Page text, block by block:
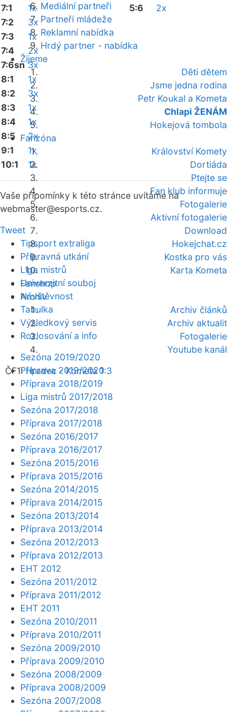
Mediální partneři
Partneři mládeže
Reklamní nabídka
Hrdý partner - nabídka
Žijeme
Děti dětem
Jsme jedna rodina
Petr Koukal a Kometa
Chlapi ŽENÁM
Hokejová tombola
Fanzóna
Království Komety
Dortiáda
Ptejte se
Fan klub informuje
Fotogalerie
Aktivní fotogalerie
Download
Hokejchat.cz
Kostka pro vás
Karta Kometa
Fanshop
Archiv
Archiv článků
Archiv aktualit
Fotogalerie
Youtube kanál
ČF1:Hradec - Kometa 1:3
7:1
1x
7:2
3x
7:3
1x
7:4
2x
7:6sn 3x
8:1
1x
8:2
3x
8:3
1x
8:4
1x
8:5
2x
9:1
1x
10:1
1x
5:6
2x
Vaše připomínky k této stránce uvítáme na
webmaster@esports.cz.
Tweet
Tipsport extraliga
Přípravná utkání
Liga mistrů
Univerzitní souboj
Návštěvnost
Tabulka
Výsledkový servis
Rozlosování a info
Sezóna 2019/2020
Příprava 2019/2020
Příprava 2018/2019
Liga mistrů 2017/2018
Sezóna 2017/2018
Příprava 2017/2018
Sezóna 2016/2017
Příprava 2016/2017
Sezóna 2015/2016
Příprava 2015/2016
Sezóna 2014/2015
Příprava 2014/2015
Sezóna 2013/2014
Příprava 2013/2014
Sezóna 2012/2013
Příprava 2012/2013
EHT 2012
Sezóna 2011/2012
Příprava 2011/2012
EHT 2011
Sezóna 2010/2011
Příprava 2010/2011
Sezóna 2009/2010
Příprava 2009/2010
Sezóna 2008/2009
Příprava 2008/2009
Sezóna 2007/2008